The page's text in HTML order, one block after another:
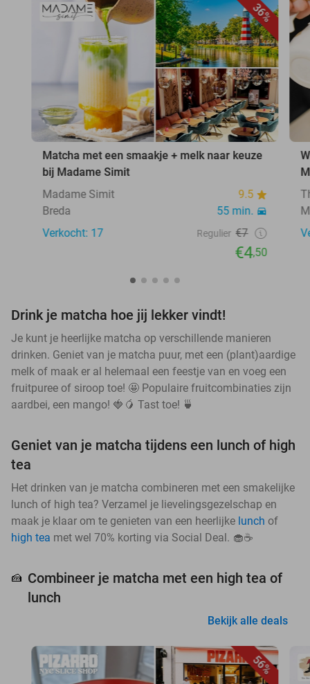
36%
Matcha met een smaakje + melk naar keuze
bij Madame Simit
Madame Simit
9.5
Breda
55 min.
Verkocht: 17
Regulier €7
€4,50
Drink je matcha hoe jij lekker vindt!
Je kunt je heerlijke matcha op verschillende manieren
drinken. Geniet van je matcha puur, met een (plant)aardige
melk of maak er al helemaal een feestje van en voeg een
fruitpuree of siroop toe! 🤩 Populaire fruitcombinaties zijn
aardbei, een mango! 🍓🥭 Tast toe! 🍵
Geniet van je matcha tijdens een lunch of high
tea
Het drinken van je matcha combineren met een smakelijke
lunch of high tea? Verzamel je lievelingsgezelschap en
maak je klaar om te genieten van een heerlijke lunch of
high tea met wel 70% korting via Social Deal. 🧁☕
🍰 Combineer je matcha met een high tea of
lunch
Bekijk alle deals
56%